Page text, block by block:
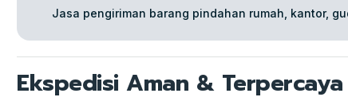
Jasa pengiriman barang pindahan rumah, kantor,
Ekspedisi Aman &